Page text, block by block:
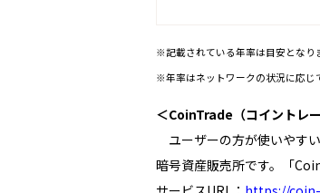
※記載されている年率は目安となり
※年率はネットワークの状況に応じ
＜CoinTrade（コイントレ
ユーザーの方が使いやす
暗号資産販売所です。「